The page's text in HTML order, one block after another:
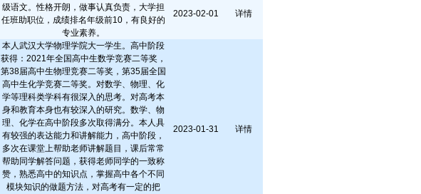
级语文。性格开朗，做事认真负责，大学担
任班助职位，成绩排名年级前10，有良好的
专业素养。
2023-02-01 详情
本人武汉大学物理学院大一学生。高中阶段
获得：2021年全国高中生数学竞赛二等奖，
第38届高中生物理竞赛二等奖，第35届全国
高中生化学竞赛二等奖。对数学、物理、化
学等理科类学科有很深入的思考。对高考本
身和教育本身也有较深入的研究。数学、物
理、化学在高中阶段多次取得满分。本人具
有较强的表达能力和讲解能力，高中阶段，
多次在课堂上帮助老师讲解题目，课后常常
帮助同学解答问题，获得老师同学的一致称
赞，熟悉高中的知识点，掌握高中各个不同
模块知识的做题方法，对高考有一定的把
2023-01-31 详情